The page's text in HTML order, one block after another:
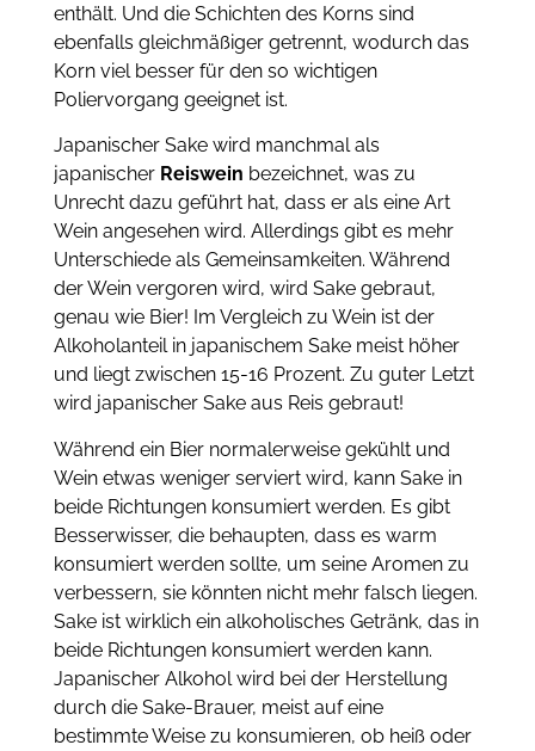
enthält. Und die Schichten des Korns sind
ebenfalls gleichmäßiger getrennt, wodurch das
Korn viel besser für den so wichtigen
Poliervorgang geeignet ist.
Japanischer Sake wird manchmal als
japanischer Reiswein bezeichnet, was zu
Unrecht dazu geführt hat, dass er als eine Art
Wein angesehen wird. Allerdings gibt es mehr
Unterschiede als Gemeinsamkeiten. Während
der Wein vergoren wird, wird Sake gebraut,
genau wie Bier! Im Vergleich zu Wein ist der
Alkoholanteil in japanischem Sake meist höher
und liegt zwischen 15-16 Prozent. Zu guter Letzt
wird japanischer Sake aus Reis gebraut!
Während ein Bier normalerweise gekühlt und
Wein etwas weniger serviert wird, kann Sake in
beide Richtungen konsumiert werden. Es gibt
Besserwisser, die behaupten, dass es warm
konsumiert werden sollte, um seine Aromen zu
verbessern, sie könnten nicht mehr falsch liegen.
Sake ist wirklich ein alkoholisches Getränk, das in
beide Richtungen konsumiert werden kann.
Japanischer Alkohol wird bei der Herstellung
durch die Sake-Brauer, meist auf eine
bestimmte Weise zu konsumieren, ob heiß oder